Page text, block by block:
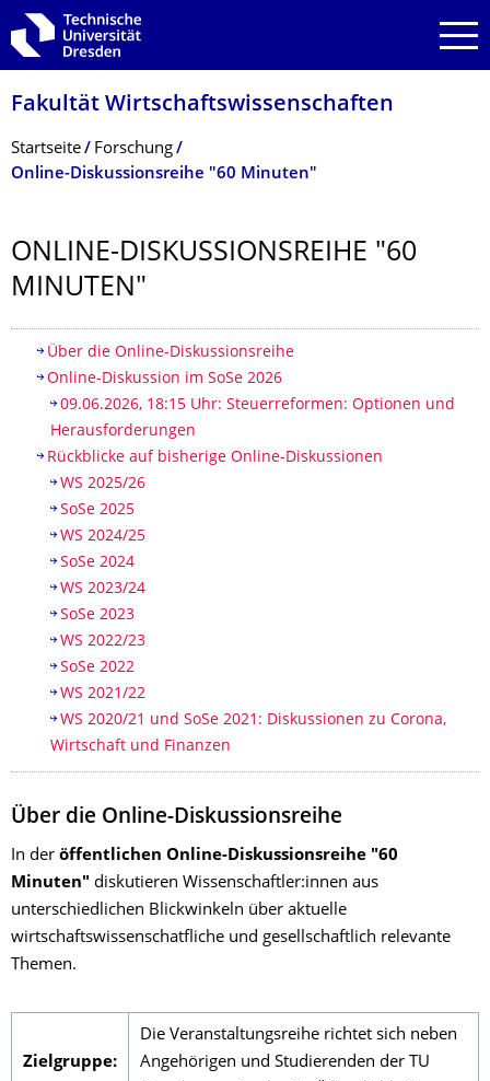
Zur Hauptnavigation springen
Zur Suche springen
Zum Inhalt springen
Fakultät Wirtschaftswissen­schaften
Breadcrumb-Menü
Startseite
Forschung
Online-Diskussionsreihe "60 Minuten"
ONLINE-DISKUSSIONSREI­HE "60
MINUTEN"
Inhaltsverzeichnis
Über die Online-Diskussionsreihe
Online-Diskussion im SoSe 2026
09.06.2026, 18:15 Uhr: Steuerreformen: Optionen und
Herausforderungen
Rückblicke auf bisherige Online-Diskussionen
WS 2025/26
SoSe 2025
WS 2024/25
SoSe 2024
WS 2023/24
SoSe 2023
WS 2022/23
SoSe 2022
WS 2021/22
WS 2020/21 und SoSe 2021: Diskussionen zu Corona,
Wirtschaft und Finanzen
Über die Online-Diskussionsreihe
In der öffentlichen Online-Diskussionsreihe "60
Minuten" diskutieren Wissenschaftler:innen aus
unterschiedlichen Blickwinkeln über aktuelle
wirtschaftswissenschatfliche und gesellschaftlich relevante
Themen.
Zielgruppe:
Die Veranstaltungsreihe richtet sich neben
Angehörigen und Studierenden der TU